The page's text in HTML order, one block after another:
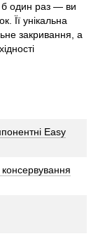
б один раз — ви
Її унікальна
закривання, а
Easy